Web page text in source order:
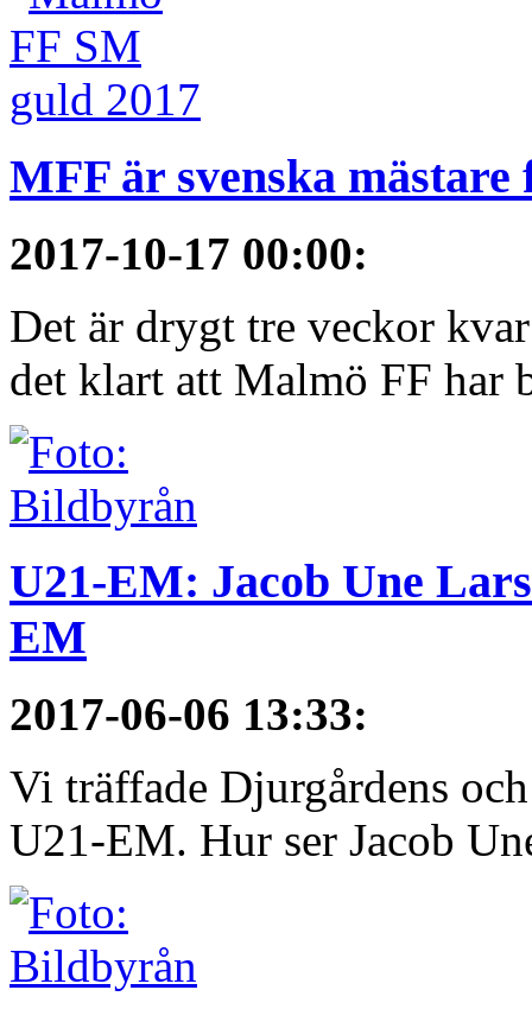
MFF är svenska mästare
2017-10-17 00:00:
Det är drygt tre veckor
det klart att Malmö FF har
U21-EM: Jacob Une
EM
2017-06-06 13:33:
Vi träffade Djurgårdens
U21-EM. Hur ser Jacob